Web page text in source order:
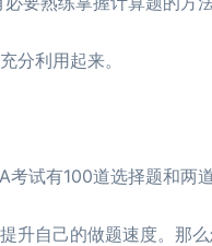
分利用起来。
有100道选择题和两
升自己的做题速度。那